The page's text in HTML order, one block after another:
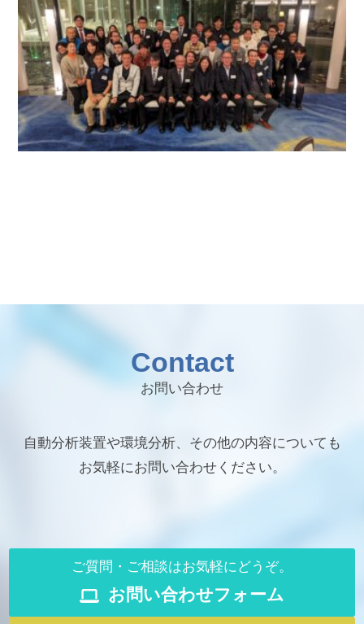
Contact
お問い合わせ
自動分析装置や環境分析、その他の内容についても
お気軽にお問い合わせください。
ご質問・ご相談はお気軽にどうぞ。
お問い合わせフォーム